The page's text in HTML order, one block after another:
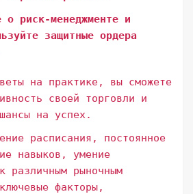
о риск-менеджменте и
защитные ордера
на практике, вы сможете
своей торговли и
на успех.
расписания, постоянное
навыков, умение
различным рыночным
факторы,